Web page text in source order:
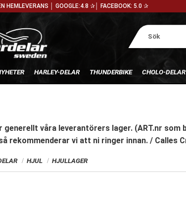
HEMLEVERANS │ GOOGLE:4.8 ✰│ FACEBOOK: 5.0 ✰
HARLEY-DELAR THUNDERBIKE CHOLO-DELAR
våra leverantörers lager. (ART.nr som
rekommenderar vi att ni ringer innan. / Calles
HJUL HJULLAGER